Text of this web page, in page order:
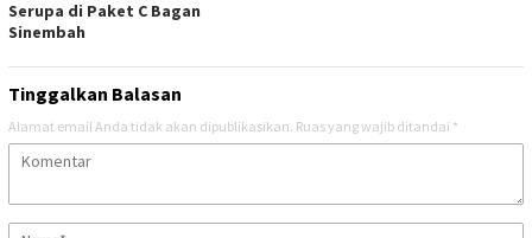
Serupa di Paket C Bagan
Sinembah
Tinggalkan Balasan
Alamat email Anda tidak akan dipublikasikan. Ruas yang wajib ditandai *